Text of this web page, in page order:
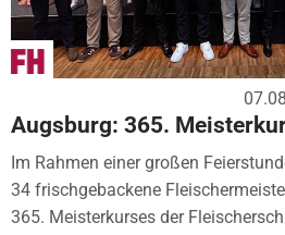
Augsburg: 365.
Im Rahmen einer großen
34 frischgebackene
365. Meisterkurses der